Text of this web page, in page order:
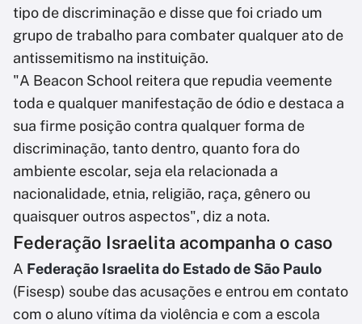
tipo de discriminação e disse que foi criado um
grupo de trabalho para combater qualquer ato de
antissemitismo na instituição.
"A Beacon School reitera que repudia veemente
toda e qualquer manifestação de ódio e destaca a
sua firme posição contra qualquer forma de
discriminação, tanto dentro, quanto fora do
ambiente escolar, seja ela relacionada a
nacionalidade, etnia, religião, raça, gênero ou
quaisquer outros aspectos", diz a nota.
Federação Israelita acompanha o caso
A Federação Israelita do Estado de São Paulo
(Fisesp) soube das acusações e entrou em contato
com o aluno vítima da violência e com a escola